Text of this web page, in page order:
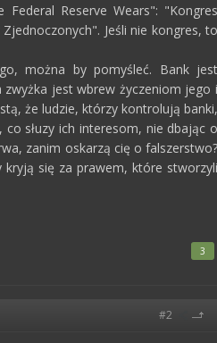
Reserve Wears": "Kongres
Jeśli nie kongres, to
można by pomyśleć. Bank
zwyżka jest wbrew życzeniom jego i
że ludzie, którzy kontrolują banki,
słuzy ich interesom, nie dbając o
zanim oskarzą cię o falszerstwo?
się za prawem, które stworzyli
3
#2